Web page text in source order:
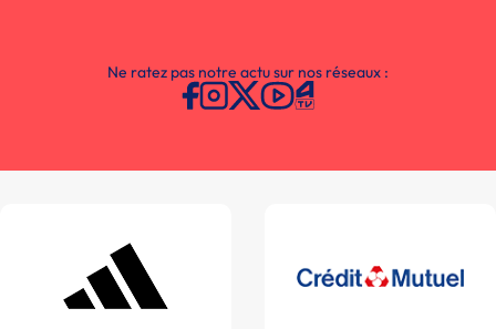
Ne ratez pas notre actu sur nos réseaux :